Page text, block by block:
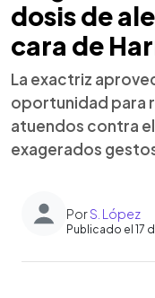
dosis de
cara de
La exactriz
oportunidad para
atuendos contra
exagerados
PorS. López
Publicado el 17